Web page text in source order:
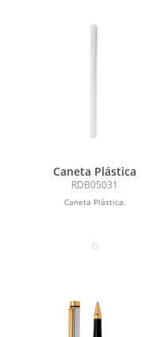
Caneta Plástica
RDB05031
Caneta Plástica.